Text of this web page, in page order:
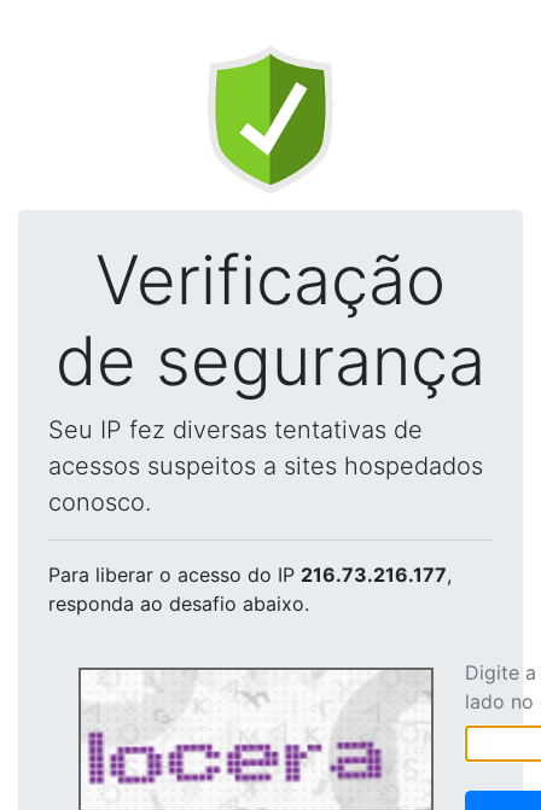
Verificação
de segurança
Seu IP fez diversas tentativas de
acessos suspeitos a sites hospedados
conosco.
Para liberar o acesso do IP 216.73.216.177,
responda ao desafio abaixo.
Digite
lado no